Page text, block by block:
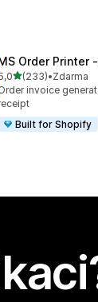
Order Printer
z 5 hvězd
(233)počet
•Zdarma
invoice
Built for Shopify